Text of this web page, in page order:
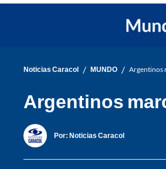
Noticias Caracol / MUNDO / Argentinos
Argentinos
Por: Noticias Caracol